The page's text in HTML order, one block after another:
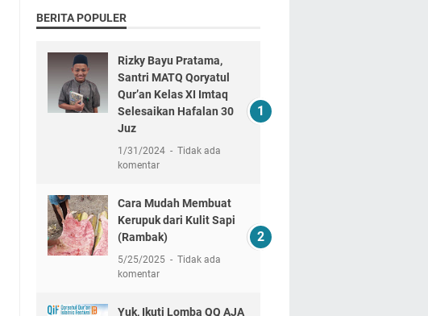
BERITA POPULER
Rizky Bayu Pratama,
Santri MATQ Qoryatul
Qur’an Kelas XI Imtaq
Selesaikan Hafalan 30
Juz
1/31/2024
Tidak ada
komentar
Cara Mudah Membuat
Kerupuk dari Kulit Sapi
(Rambak)
5/25/2025
Tidak ada
komentar
Yuk, Ikuti Lomba QQ AJA